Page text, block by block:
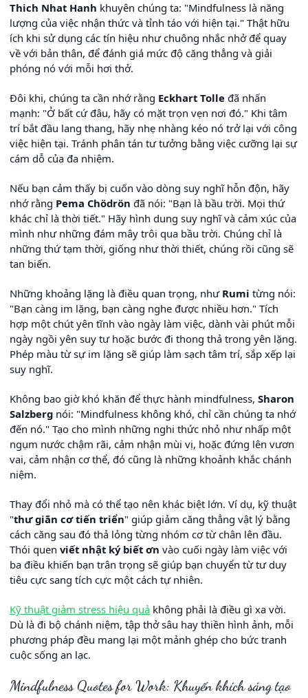
Thich Nhat Hanh khuyên chúng ta: "Mindfulness là năng
lượng của việc nhận thức và tỉnh táo với hiện tại." Thật hữu
ích khi sử dụng các tín hiệu như chuông nhắc nhở để quay
về với bản thân, để đánh giá mức độ căng thẳng và giải
phóng nó với mỗi hơi thở.
Đôi khi, chúng ta cần nhớ rằng Eckhart Tolle đã nhấn
mạnh: "Ở bất cứ đâu, hãy có mặt trọn vẹn nơi đó." Khi tâm
trí bắt đầu lang thang, hãy nhẹ nhàng kéo nó trở lại với công
việc hiện tại. Tránh phân tán tư tưởng bằng việc cưỡng lại sự
cám dỗ của đa nhiệm.
Nếu bạn cảm thấy bị cuốn vào dòng suy nghĩ hỗn độn, hãy
nhớ rằng Pema Chödrön đã nói: "Bạn là bầu trời. Mọi thứ
khác chỉ là thời tiết." Hãy hình dung suy nghĩ và cảm xúc của
mình như những đám mây trôi qua bầu trời. Chúng chỉ là
những thứ tạm thời, giống như thời thiết, chúng rồi cũng sẽ
tan biến.
Những khoảng lặng là điều quan trọng, như Rumi từng nói:
"Bạn càng im lặng, bạn càng nghe được nhiều hơn." Tích
hợp một chút yên tĩnh vào ngày làm việc, dành vài phút mỗi
ngày ngồi yên suy tư hoặc bước đi thong thả trong yên lặng.
Phép màu từ sự im lặng sẽ giúp làm sạch tâm trí, sắp xếp lại
suy nghĩ.
Không bao giờ khó khăn để thực hành mindfulness, Sharon
Salzberg nói: "Mindfulness không khó, chỉ cần chúng ta nhớ
đến nó." Tạo cho mình những nghi thức nhỏ như nhấp một
ngụm nước chậm rãi, cảm nhận mùi vị, hoặc đứng lên vươn
vai, cảm nhận cơ thể, đó cũng là những khoảnh khắc chánh
niệm.
Thay đổi nhỏ mà có thể tạo nên khác biệt lớn. Ví dụ, kỹ thuật
"thư giãn cơ tiến triển" giúp giảm căng thẳng vật lý bằng
cách căng sau đó thả lỏng từng nhóm cơ từ chân lên đầu.
Thói quen viết nhật ký biết ơn vào cuối ngày làm việc với
ba điều khiến bạn trân trọng sẽ giúp bạn chuyển từ tư duy
tiêu cực sang tích cực một cách tự nhiên.
Kỹ thuật giảm stress hiệu quả không phải là điều gì xa vời.
Dù là đi bộ chánh niệm, tập thở sâu hay thiền hình ảnh, mỗi
phương pháp đều mang lại một mảnh ghép cho bức tranh
cuộc sống an lạc.
Mindfulness Quotes for Work: Khuyến khích sáng tạo